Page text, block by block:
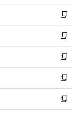
開
く
ウ
で
開
く
ン
ド
ウ
で
開
く
ウ
ィ
ン
ド
ウ
で
開
く
し
い
ウ
ィ
ン
ド
ウ
で
開
く
新
し
い
ウ
ィ
ン
ド
ウ
で
開
新
し
い
ウ
ィ
ン
ド
ウ
新
し
い
ウ
ィ
ン
新
し
い
ウ
新
し